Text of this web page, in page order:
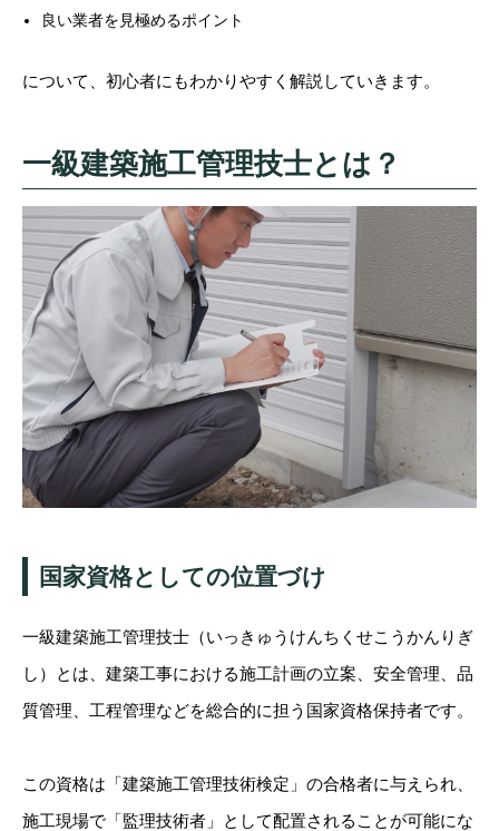
良い業者を見極めるポイント
について、初心者にもわかりやすく解説していきます。
一級建築施工管理技士とは？
国家資格としての位置づけ
一級建築施工管理技士（いっきゅうけんちくせこうかんりぎ
し）とは、建築工事における施工計画の立案、安全管理、品
質管理、工程管理などを総合的に担う国家資格保持者です。
この資格は「建築施工管理技術検定」の合格者に与えられ、
施工現場で「監理技術者」として配置されることが可能にな